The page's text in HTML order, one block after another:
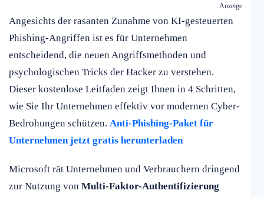
Anzeige
Angesichts der rasanten Zunahme von KI-gesteuerten
Phishing-Angriffen ist es für Unternehmen
entscheidend, die neuen Angriffsmethoden und
psychologischen Tricks der Hacker zu verstehen.
Dieser kostenlose Leitfaden zeigt Ihnen in 4 Schritten,
wie Sie Ihr Unternehmen effektiv vor modernen Cyber-
Bedrohungen schützen. Anti-Phishing-Paket für
Unternehmen jetzt gratis herunterladen
Microsoft rät Unternehmen und Verbrauchern dringend
zur Nutzung von Multi-Faktor-Authentifizierung